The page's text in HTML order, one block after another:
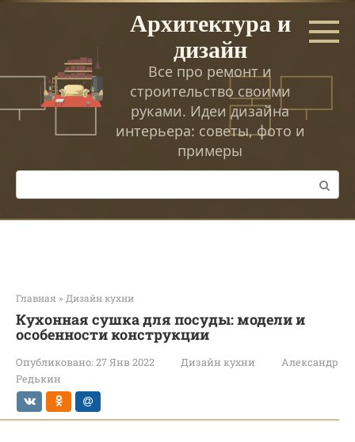
Перейти
Архитектура и
дизайн
Все про ремонт и
строительство своими
руками. Идеи дизайна
интерьера: советы, фото и
примеры
Поиск:
Главная » Дизайн кухни
Кухонная сушка для посуды: модели и
особенности конструкции
Опубликовано: 27 Янв 2022 Дизайн кухни
Александр
Редькин